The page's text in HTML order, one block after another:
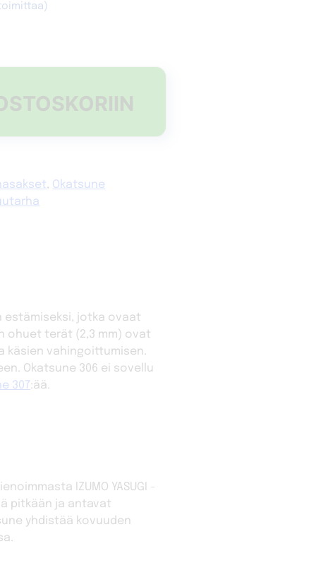
, Okatsune
estämiseksi, jotka ovaat
ohuet terät (2,3 mm) ovat
käsien vahingoittumisen.
Okatsune 306 ei sovellu
307:ää.
IZUMO YASUGI -
pitkään ja antavat
yhdistää kovuuden